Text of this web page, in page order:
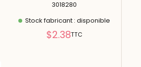
3018280
Stock fabricant : disponible
Prix
$2.38TTC